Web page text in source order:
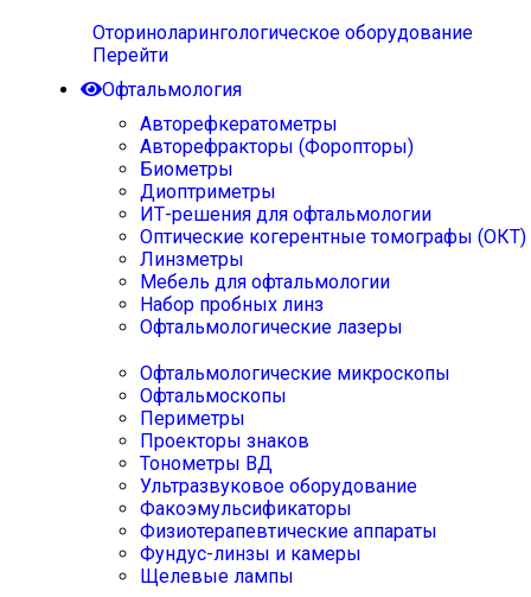
Оториноларингологическое оборудование
Перейти
Офтальмология
Авторефкератометры
Авторефракторы (Форопторы)
Биометры
Диоптриметры
ИТ-решения для офтальмологии
Оптические когерентные томографы (ОКТ)
Линзметры
Мебель для офтальмологии
Набор пробных линз
Офтальмологические лазеры
Офтальмологические микроскопы
Офтальмоскопы
Периметры
Проекторы знаков
Тонометры ВД
Ультразвуковое оборудование
Факоэмульсификаторы
Физиотерапевтические аппараты
Фундус-линзы и камеры
Щелевые лампы